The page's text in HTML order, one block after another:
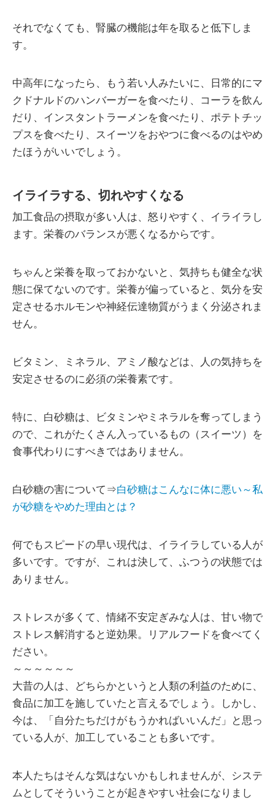
それでなくても、腎臓の機能は年を取ると低下しま
す。
中高年になったら、もう若い人みたいに、日常的にマ
クドナルドのハンバーガーを食べたり、コーラを飲ん
だり、インスタントラーメンを食べたり、ポテトチッ
プスを食べたり、スイーツをおやつに食べるのはやめ
たほうがいいでしょう。
イライラする、切れやすくなる
加工食品の摂取が多い人は、怒りやすく、イライラし
ます。栄養のバランスが悪くなるからです。
ちゃんと栄養を取っておかないと、気持ちも健全な状
態に保てないのです。栄養が偏っていると、気分を安
定させるホルモンや神経伝達物質がうまく分泌されま
せん。
ビタミン、ミネラル、アミノ酸などは、人の気持ちを
安定させるのに必須の栄養素です。
特に、白砂糖は、ビタミンやミネラルを奪ってしまう
ので、これがたくさん入っているもの（スイーツ）を
食事代わりにすべきではありません。
白砂糖の害について⇒白砂糖はこんなに体に悪い～私
が砂糖をやめた理由とは？
何でもスピードの早い現代は、イライラしている人が
多いです。ですが、これは決して、ふつうの状態では
ありません。
ストレスが多くて、情緒不安定ぎみな人は、甘い物で
ストレス解消すると逆効果。リアルフードを食べてく
ださい。
～～～～～～
大昔の人は、どちらかというと人類の利益のために、
食品に加工を施していたと言えるでしょう。しかし、
今は、「自分たちだけがもうかればいいんだ」と思っ
ている人が、加工していることも多いです。
本人たちはそんな気はないかもしれませんが、システ
ムとしてそういうことが起きやすい社会になりまし